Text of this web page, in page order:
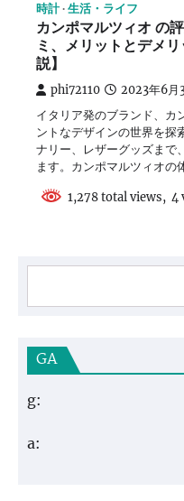
時計 生活・ライフ
カンポマルツィオ の
ミ、メリットとデメ
説】
phi72110 2023年6月
イタリア発のブランド、カ
ントなデザインの世界を探
ナリー、レザーグッズまで
ます。カンポマルツィオの
1,278 total views, 4
GA
g:
a: